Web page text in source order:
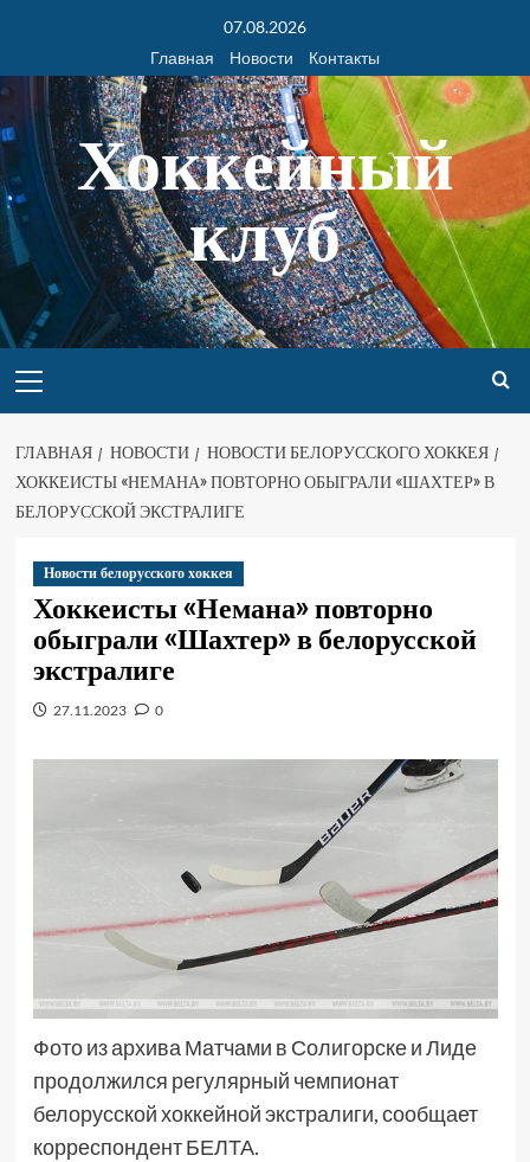
07.08.2026
Главная
Новости Контакты
Хоккейный
клуб
ГЛАВНАЯ НОВОСТИ
НОВОСТИ БЕЛОРУССКОГО ХОККЕЯ
ХОККЕИСТЫ «НЕМАНА» ПОВТОРНО ОБЫГРАЛИ «ШАХТЕР» В
БЕЛОРУССКОЙ ЭКСТРАЛИГЕ
Новости белорусского хоккея
Хоккеисты «Немана» повторно
обыграли «Шахтер» в белорусской
экстралиге
27.11.2023 0
Фото из архива Матчами в Солигорске и Лиде
продолжился регулярный чемпионат
белорусской хоккейной экстралиги, сообщает
корреспондент БЕЛТА.